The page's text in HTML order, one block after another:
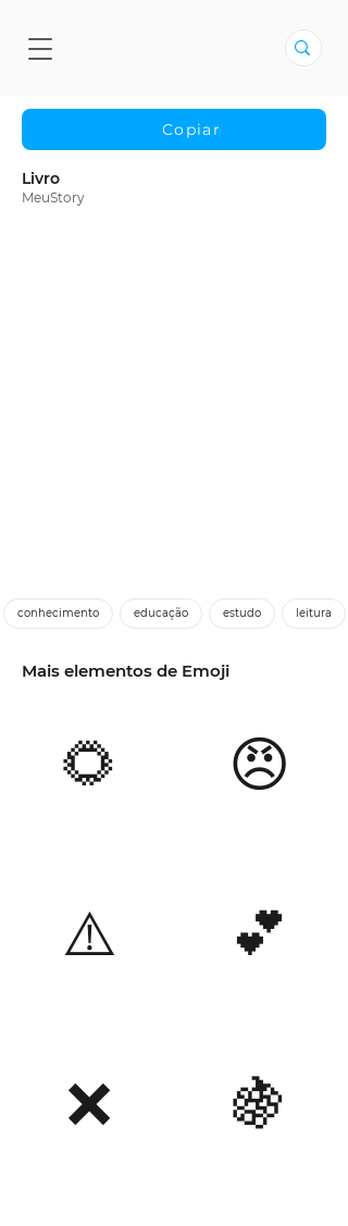
Copiar
Livro
MeuStory
conhecimento educação estudo leitura
Mais elementos de Emoji
🌻
⚠️
❌
😠
💕
🍇